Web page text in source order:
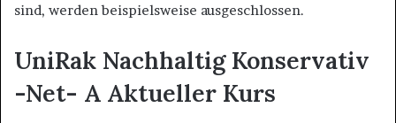
sind, werden beispielsweise ausgeschlossen.
UniRak Nachhaltig Konservativ
-Net- A Aktueller Kurs